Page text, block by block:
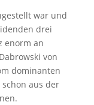
war und
drei
enorm an
von
dominanten
aus der